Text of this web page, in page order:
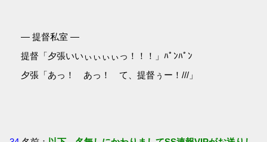
― 提督私室 ―
提督「夕張いいぃぃぃぃっ！！！」ﾊﾟﾝﾊﾟﾝ
夕張「あっ！ あっ！ て、提督ぅー！///」